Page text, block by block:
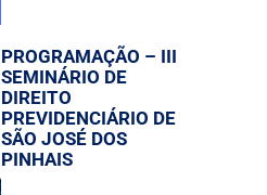
PROGRAMAÇÃO – III
SEMINÁRIO DE
DIREITO
PREVIDENCIÁRIO DE
SÃO JOSÉ DOS
PINHAIS